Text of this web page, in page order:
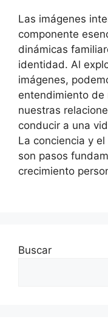
Las imágenes
componente
dinámicas
identidad. Al
imágenes,
entendimiento de
nuestras
conducir a una
La conciencia y
son pasos
crecimiento
Buscar